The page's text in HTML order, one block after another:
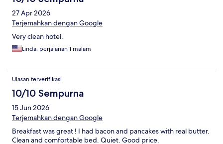
27 Apr 2026
Terjemahkan dengan Google
Very clean hotel.
Linda, perjalanan 1 malam
Ulasan terverifikasi
10/10 Sempurna
15 Jun 2026
Terjemahkan dengan Google
Breakfast was great ! I had bacon and pancakes with real butter.
Clean and comfortable bed. Quiet. Good price.